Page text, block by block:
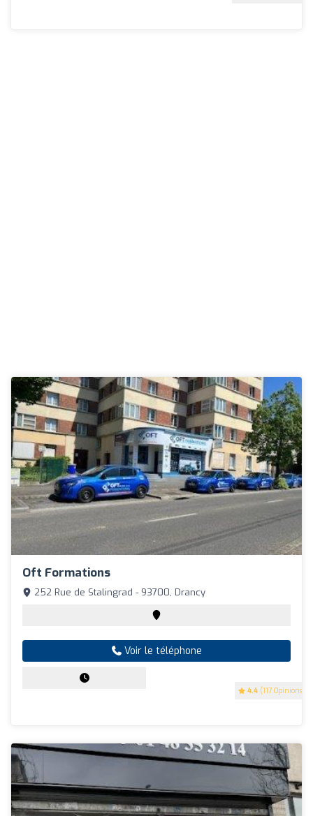
Oft Formations
4.4 (117 Opinions)
252 Rue de Stalingrad - 93700, Drancy
Voir le téléphone